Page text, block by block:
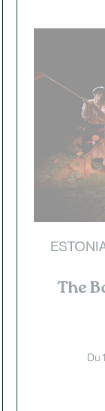
The
Du